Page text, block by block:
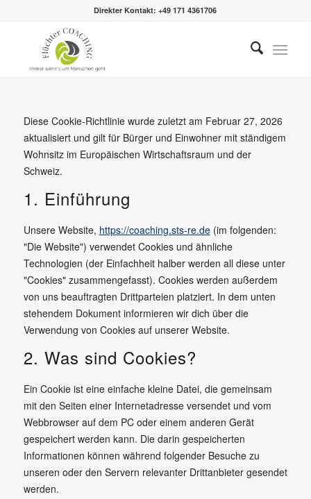
Direkter Kontakt: +49 171 4361706
Diese Cookie-Richtlinie wurde zuletzt am Februar 27, 2026
aktualisiert und gilt für Bürger und Einwohner mit ständigem
Wohnsitz im Europäischen Wirtschaftsraum und der
Schweiz.
1. Einführung
Unsere Website, https://coaching.sts-re.de(im folgenden:
"Die Website") verwendet Cookies und ähnliche
Technologien (der Einfachheit halber werden all diese unter
"Cookies" zusammengefasst). Cookies werden außerdem
von uns beauftragten Drittparteien platziert. In dem unten
stehendem Dokument informieren wir dich über die
Verwendung von Cookies auf unserer Website.
2. Was sind Cookies?
Ein Cookie ist eine einfache kleine Datei, die gemeinsam
mit den Seiten einer Internetadresse versendet und vom
Webbrowser auf dem PC oder einem anderen Gerät
gespeichert werden kann. Die darin gespeicherten
Informationen können während folgender Besuche zu
unseren oder den Servern relevanter Drittanbieter gesendet
werden.